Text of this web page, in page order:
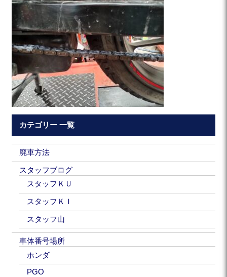
カテゴリー 一覧
廃車方法
スタッフブログ
スタッフＫＵ
スタッフＫＩ
スタッフ山
車体番号場所
ホンダ
PGO